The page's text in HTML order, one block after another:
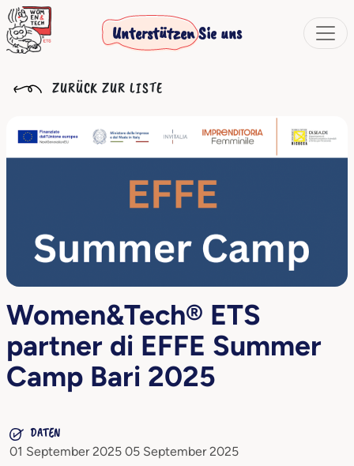
Unterstützen Sie uns
ZURÜCK ZUR LISTE
Women&Tech® ETS
partner di EFFE Summer
Camp Bari 2025
DATEN
01 September 2025 05 September 2025